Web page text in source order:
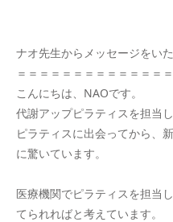
ナオ先生からメッセージをい
＝＝＝＝＝＝＝＝＝＝＝＝＝
こんにちは、NAOです。
代謝アップピラティスを担当し
ピラティスに出会ってから、
に驚いています。
医療機関でピラティスを担当
てられればと考えています。